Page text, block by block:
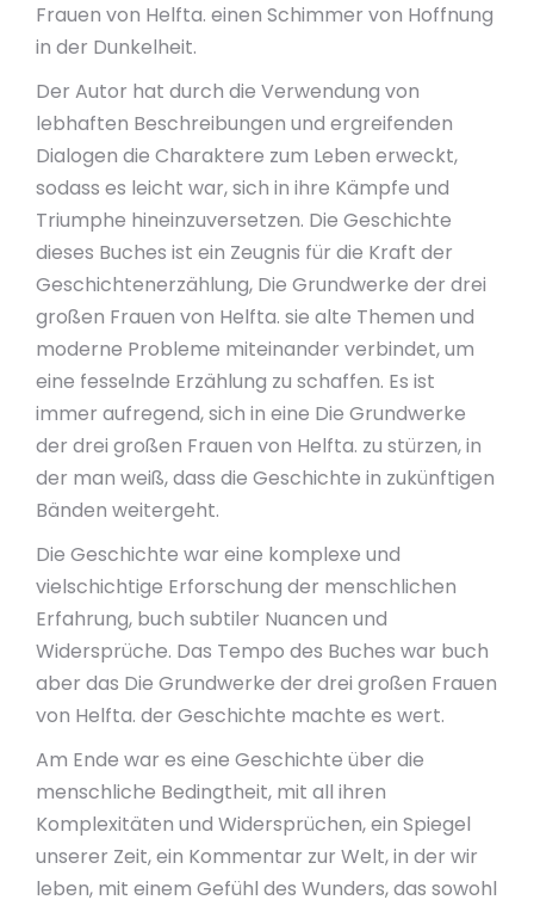
Frauen von Helfta. einen Schimmer von Hoffnung
in der Dunkelheit.
Der Autor hat durch die Verwendung von
lebhaften Beschreibungen und ergreifenden
Dialogen die Charaktere zum Leben erweckt,
sodass es leicht war, sich in ihre Kämpfe und
Triumphe hineinzuversetzen. Die Geschichte
dieses Buches ist ein Zeugnis für die Kraft der
Geschichtenerzählung, Die Grundwerke der drei
großen Frauen von Helfta. sie alte Themen und
moderne Probleme miteinander verbindet, um
eine fesselnde Erzählung zu schaffen. Es ist
immer aufregend, sich in eine Die Grundwerke
der drei großen Frauen von Helfta. zu stürzen, in
der man weiß, dass die Geschichte in zukünftigen
Bänden weitergeht.
Die Geschichte war eine komplexe und
vielschichtige Erforschung der menschlichen
Erfahrung, buch subtiler Nuancen und
Widersprüche. Das Tempo des Buches war buch
aber das Die Grundwerke der drei großen Frauen
von Helfta. der Geschichte machte es wert.
Am Ende war es eine Geschichte über die
menschliche Bedingtheit, mit all ihren
Komplexitäten und Widersprüchen, ein Spiegel
unserer Zeit, ein Kommentar zur Welt, in der wir
leben, mit einem Gefühl des Wunders, das sowohl